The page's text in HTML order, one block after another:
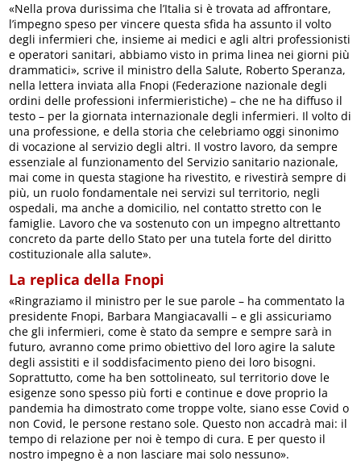
«Nella prova durissima che l’Italia si è trovata ad affrontare,
l’impegno speso per vincere questa sfida ha assunto il volto
degli infermieri che, insieme ai medici e agli altri professionisti
e operatori sanitari, abbiamo visto in prima linea nei giorni più
drammatici», scrive il ministro della Salute, Roberto Speranza,
nella lettera inviata alla Fnopi (Federazione nazionale degli
ordini delle professioni infermieristiche) – che ne ha diffuso il
testo – per la giornata internazionale degli infermieri. Il volto di
una professione, e della storia che celebriamo oggi sinonimo
di vocazione al servizio degli altri. Il vostro lavoro, da sempre
essenziale al funzionamento del Servizio sanitario nazionale,
mai come in questa stagione ha rivestito, e rivestirà sempre di
più, un ruolo fondamentale nei servizi sul territorio, negli
ospedali, ma anche a domicilio, nel contatto stretto con le
famiglie. Lavoro che va sostenuto con un impegno altrettanto
concreto da parte dello Stato per una tutela forte del diritto
costituzionale alla salute».
La replica della Fnopi
«Ringraziamo il ministro per le sue parole – ha commentato la
presidente Fnopi, Barbara Mangiacavalli – e gli assicuriamo
che gli infermieri, come è stato da sempre e sempre sarà in
futuro, avranno come primo obiettivo del loro agire la salute
degli assistiti e il soddisfacimento pieno dei loro bisogni.
Soprattutto, come ha ben sottolineato, sul territorio dove le
esigenze sono spesso più forti e continue e dove proprio la
pandemia ha dimostrato come troppe volte, siano esse Covid o
non Covid, le persone restano sole. Questo non accadrà mai: il
tempo di relazione per noi è tempo di cura. E per questo il
nostro impegno è a non lasciare mai solo nessuno».